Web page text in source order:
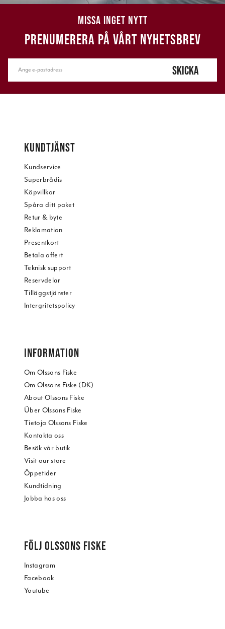
MISSA INGET NYTT
PRENUMERERA PÅ VÅRT NYHETSBREV
SKICKA
KUNDTJÄNST
Kundservice
Superbrådis
Köpvillkor
Spåra ditt paket
Retur & byte
Reklamation
Presentkort
Betala offert
Teknisk support
Reservdelar
Tilläggstjänster
Intergritetspolicy
INFORMATION
Om Olssons Fiske
Om Olssons Fiske (DK)
About Olssons Fiske
Über Olssons Fiske
Tietoja Olssons Fiske
Kontakta oss
Besök vår butik
Visit our store
Öppetider
Kundtidning
Jobba hos oss
FÖLJ OLSSONS FISKE
Instagram
Facebook
Youtube